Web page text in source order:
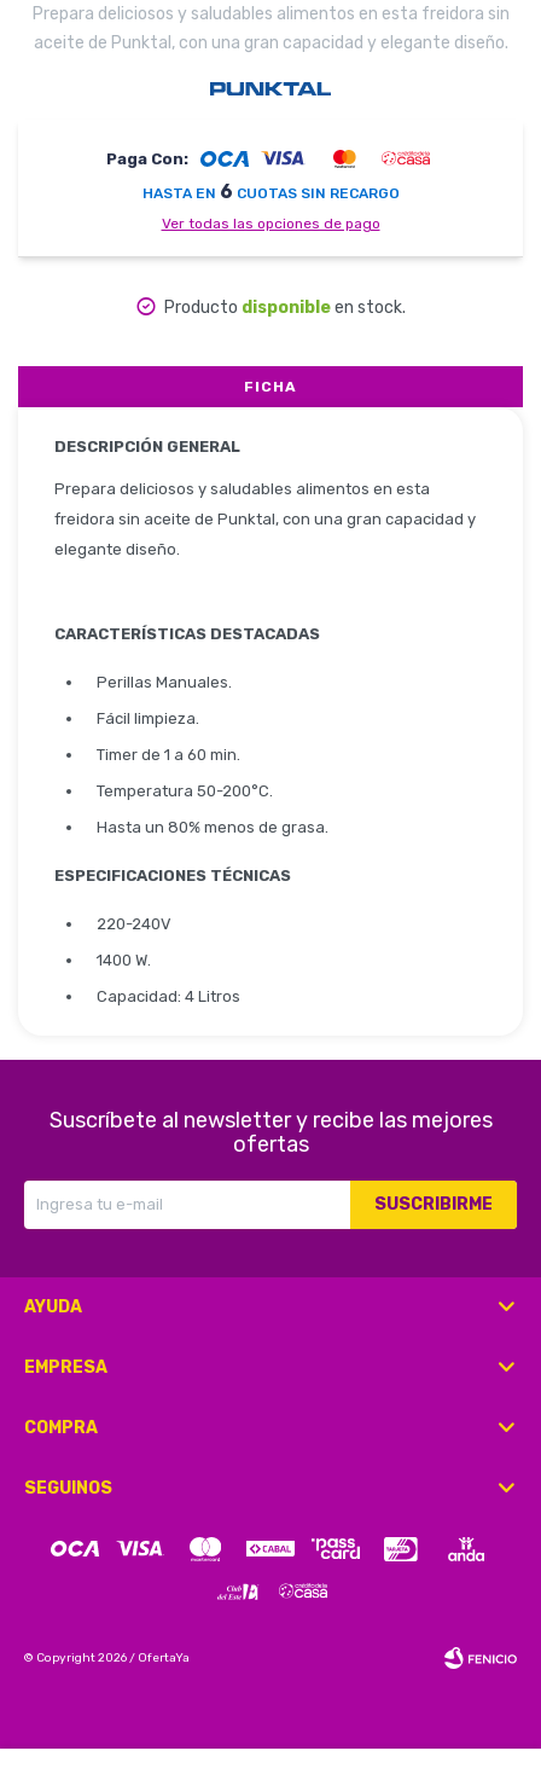
Prepara deliciosos y saludables alimentos en esta freidora sin
aceite de Punktal, con una gran capacidad y elegante diseño.
Paga Con:
HASTA EN 6 CUOTAS SIN RECARGO
Ver todas las opciones de pago
Producto disponibleen stock.
FICHA
DESCRIPCIÓN GENERAL
Prepara deliciosos y saludables alimentos en esta
freidora sin aceite de Punktal, con una gran capacidad y
elegante diseño.
CARACTERÍSTICAS DESTACADAS
Perillas Manuales.
Fácil limpieza.
Timer de 1 a 60 min.
Temperatura 50-200°C.
Hasta un 80% menos de grasa.
ESPECIFICACIONES TÉCNICAS
220-240V
1400 W.
Capacidad: 4 Litros
Suscríbete al newsletter y recibe las mejores
ofertas
SUSCRIBIRME
AYUDA
EMPRESA
COMPRA
SEGUINOS
© Copyright 2026 / OfertaYa
Herramientas
Papelería
Seguridad